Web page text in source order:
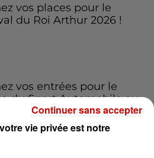
vos places pour le
du Roi Arthur 2026 !
vos entrées pour le
du Sport Automobile au
vie privée est notre
Continuer sans accepter